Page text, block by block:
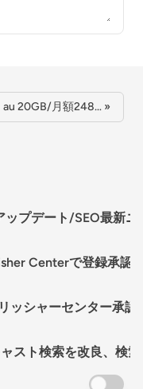
au 20GB/月額248… »
プデート/SEO最新
Centerで登録承認
ッシャーセンター承
スト検索を改良、検